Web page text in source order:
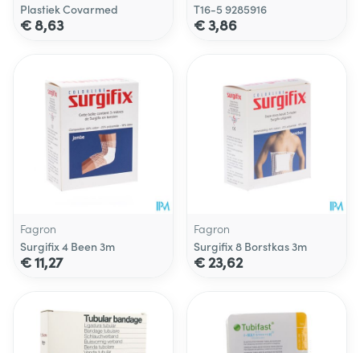
Plastiek Covarmed
€ 8,63
T16-5 9285916
€ 3,86
Fagron
Surgifix 4 Been 3m
€ 11,27
Fagron
Surgifix 8 Borstkas 3m
€ 23,62